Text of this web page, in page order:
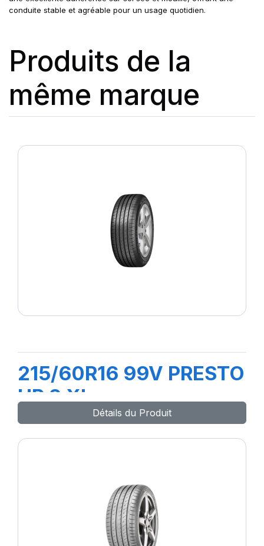
conduite stable et agréable pour un usage quotidien.
Produits de la
même marque
215/60R16 99V PRESTO
HP 2 XL
Détails du Produit